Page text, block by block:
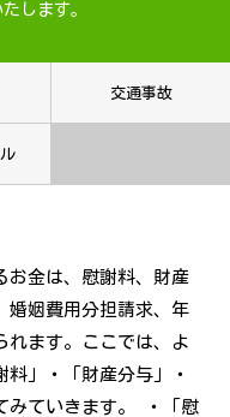
します。
交通事故
お金は、慰謝料、財産
婚姻費用分担請求、年
れます。ここでは、よ
料」・「財産分与」・
みていきます。 ・「慰